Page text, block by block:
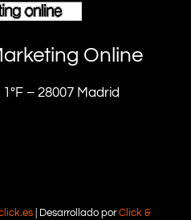
Online
– 28007 Madrid
| Desarrollado porClick &